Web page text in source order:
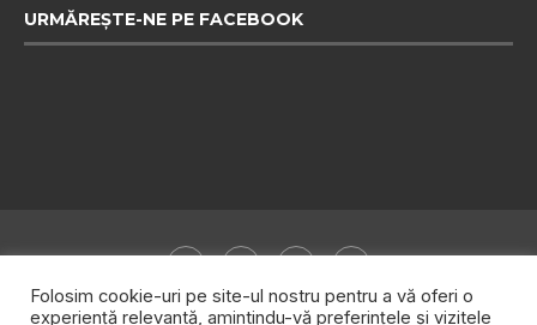
URMĂREȘTE-NE PE FACEBOOK
Folosim cookie-uri pe site-ul nostru pentru a vă oferi o
experiență relevantă, amintindu-vă preferințele și vizitele